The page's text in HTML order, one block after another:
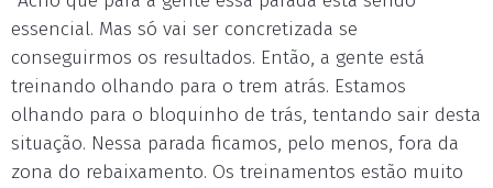
essencial. Mas só vai ser concretizada se
conseguirmos os resultados. Então, a gente está
treinando olhando para o trem atrás. Estamos
olhando para o bloquinho de trás, tentando sair desta
situação. Nessa parada ficamos, pelo menos, fora da
zona do rebaixamento. Os treinamentos estão muito